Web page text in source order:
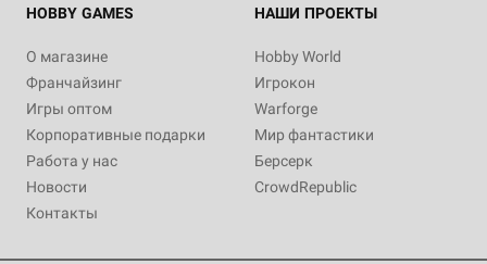
HOBBY GAMES
О магазине
Франчайзинг
Игры оптом
Корпоративные подарки
Работа у нас
Новости
Контакты
НАШИ ПРОЕКТЫ
Hobby World
Игрокон
Warforge
Мир фантастики
Берсерк
CrowdRepublic